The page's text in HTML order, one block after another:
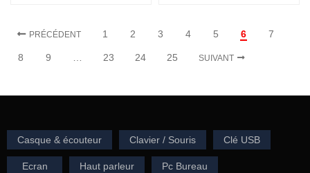
PRÉCÉDENT 1 2 3 4 5 6 7
8 9 23 24 25 SUIVANT
Casque & écouteur Clavier / Souris Clé USB
Ecran Haut parleur Pc Bureau